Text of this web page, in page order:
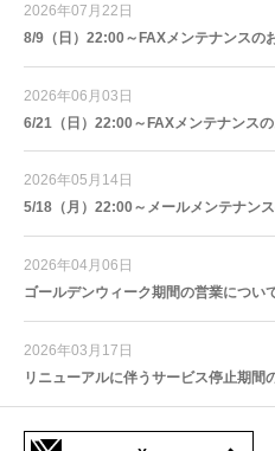
2026年07月22日
8/9（日）22:00～FAXメンテナンスの
2026年06月03日
6/21（日）22:00～FAXメンテナンス
2026年05月14日
5/18（月）22:00～メールメンテナン
2026年04月06日
ゴールデンウィーク期間の営業につい
2026年03月17日
リニューアルに伴うサービス停止期間